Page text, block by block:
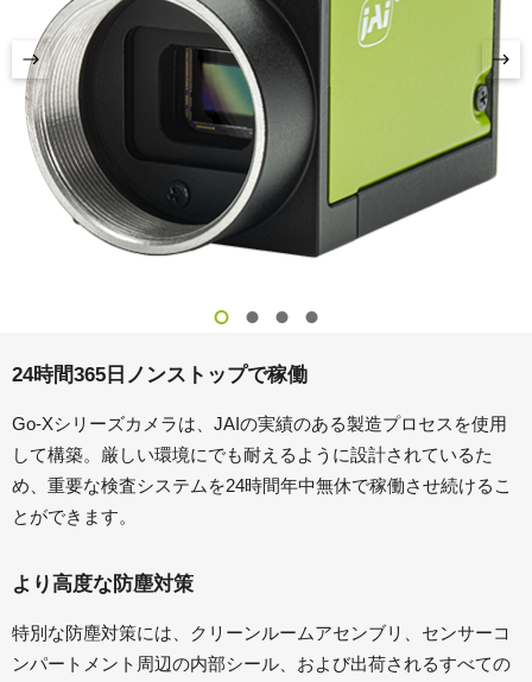
24時間365日ノンストップで稼働
Go-Xシリーズカメラは、JAIの実績のある製造プロセスを使用
して構築。厳しい環境にでも耐えるように設計されているた
め、重要な検査システムを24時間年中無休で稼働させ続けるこ
とができます。
より高度な防塵対策
特別な防塵対策には、クリーンルームアセンブリ、センサーコ
ンパートメント周辺の内部シール、および出荷されるすべての